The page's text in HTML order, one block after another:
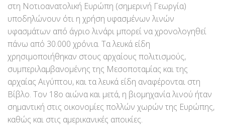
στη Νοτιοανατολική Ευρώπη (σημερινή Γεωργία)
υποδηλώνουν ότι η χρήση υφασμένων λινών
υφασμάτων από άγριο λινάρι μπορεί να χρονολογηθεί
πάνω από 30.000 χρόνια. Τα λευκά είδη
χρησιμοποιήθηκαν στους αρχαίους πολιτισμούς,
συμπεριλαμβανομένης της Μεσοποταμίας και της
αρχαίας Αιγύπτου, και τα λευκά είδη αναφέρονται στη
Βίβλο. Τον 18ο αιώνα και μετά, η βιομηχανία λινού ήταν
σημαντική στις οικονομίες πολλών χωρών της Ευρώπης,
καθώς και στις αμερικανικές αποικίες.